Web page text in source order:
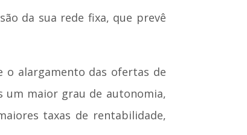
da sua rede fixa, que prevê
o alargamento das ofertas de
um maior grau de autonomia,
taxas de rentabilidade,